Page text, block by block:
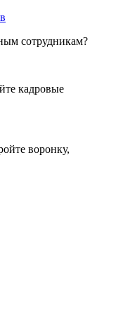
сотрудникам?
кадровые
воронку,